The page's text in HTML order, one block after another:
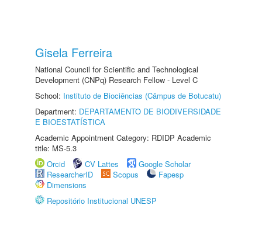
Gisela Ferreira
National Council for Scientific and Technological
Development (CNPq) Research Fellow - Level C
School: Instituto de Biociências (Câmpus de Botucatu)
Department: DEPARTAMENTO DE BIODIVERSIDADE
E BIOESTATÍSTICA
Academic Appointment Category: RDIDP Academic
title: MS-5.3
Orcid
CV Lattes
Google Scholar
ResearcherID
Scopus
Fapesp
Dimensions
Repositório Institucional UNESP